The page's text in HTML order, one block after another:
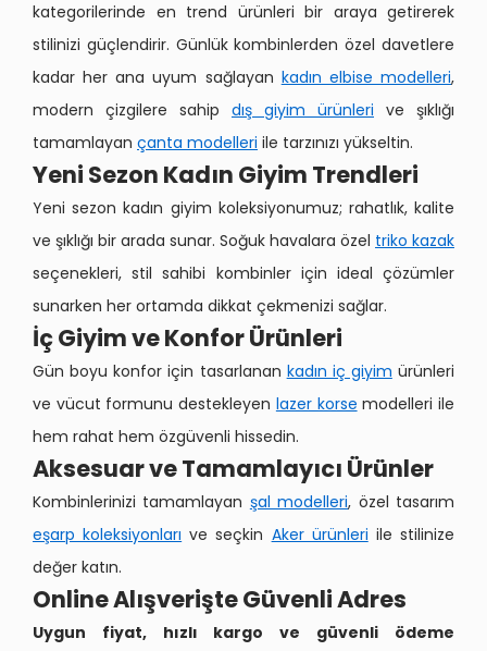
kategorilerinde en trend ürünleri bir araya getirerek
stilinizi güçlendirir. Günlük kombinlerden özel davetlere
kadar her ana uyum sağlayan kadın elbise modelleri,
modern çizgilere sahip dış giyim ürünleri ve şıklığı
tamamlayan çanta modelleri ile tarzınızı yükseltin.
Yeni Sezon Kadın Giyim Trendleri
Yeni sezon kadın giyim koleksiyonumuz; rahatlık, kalite
ve şıklığı bir arada sunar. Soğuk havalara özel triko kazak
seçenekleri, stil sahibi kombinler için ideal çözümler
sunarken her ortamda dikkat çekmenizi sağlar.
İç Giyim ve Konfor Ürünleri
Gün boyu konfor için tasarlanan kadın iç giyim ürünleri
ve vücut formunu destekleyen lazer korse modelleri ile
hem rahat hem özgüvenli hissedin.
Aksesuar ve Tamamlayıcı Ürünler
Kombinlerinizi tamamlayan şal modelleri, özel tasarım
eşarp koleksiyonları ve seçkin Aker ürünleri ile stilinize
değer katın.
Online Alışverişte Güvenli Adres
Uygun fiyat, hızlı kargo ve güvenli ödeme